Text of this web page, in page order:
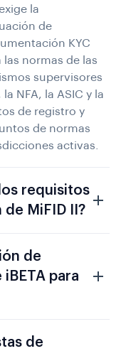
la
de
KYC
normas de las
supervisores
NFA, la ASIC y la
de registro y
de normas
activas.
requisitos
MiFID II?
de
para
de